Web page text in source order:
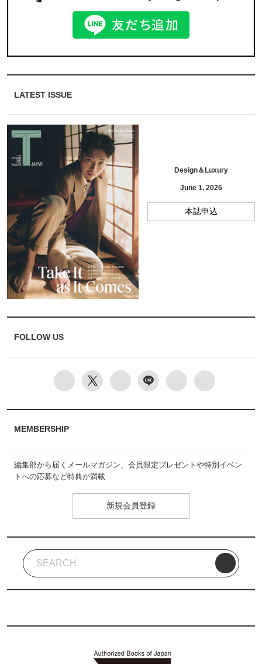
LATEST ISSUE
Design＆Luxury
June 1, 2026
本誌申込
FOLLOW US
MEMBERSHIP
編集部から届くメールマガジン、会員限定プレゼントや特別イベン
トへの応募など特典が満載
新規会員登録